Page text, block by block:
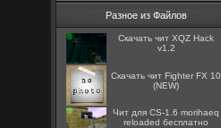
Разное из Файлов
Скачать чит XQZ Hack
v1.2
Скачать чит Fighter FX 10
(NEW)
Чит для CS-1.6 morihaeq
reloaded бесплатно